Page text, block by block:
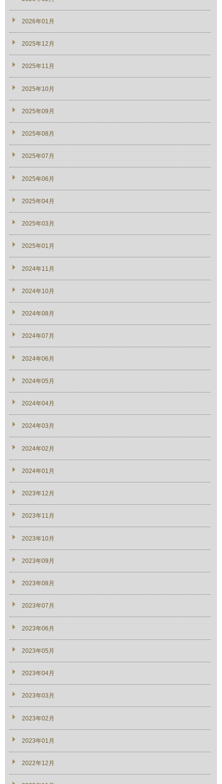
2026年01月
2025年12月
2025年11月
2025年10月
2025年09月
2025年08月
2025年07月
2025年06月
2025年04月
2025年03月
2025年01月
2024年11月
2024年10月
2024年08月
2024年07月
2024年06月
2024年05月
2024年04月
2024年03月
2024年02月
2024年01月
2023年12月
2023年11月
2023年10月
2023年09月
2023年08月
2023年07月
2023年06月
2023年05月
2023年04月
2023年03月
2023年02月
2023年01月
2022年12月